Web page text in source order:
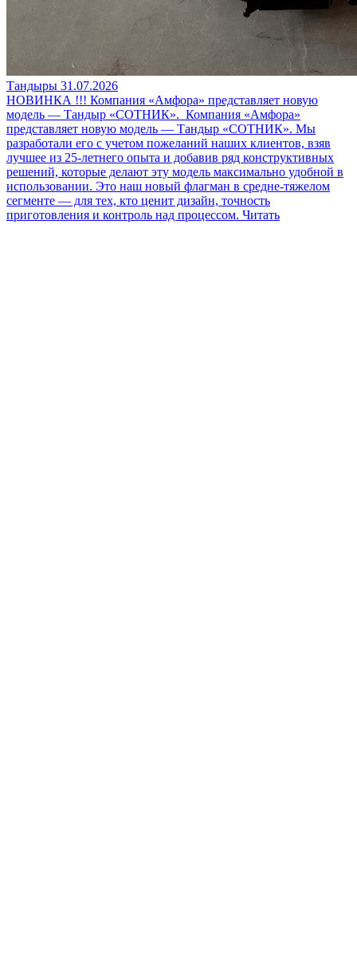
Тандыры 31.07.2026
НОВИНКА !!! Компания «Амфора» представляет новую
модель — Тандыр «СОТНИК». Компания «Амфора»
представляет новую модель — Тандыр «СОТНИК». Мы
разработали его с учетом пожеланий наших клиентов, взяв
лучшее из 25-летнего опыта и добавив ряд конструктивных
решений, которые делают эту модель максимально удобной в
использовании. Это наш новый флагман в средне-тяжелом
сегменте — для тех, кто ценит дизайн, точность
приготовления и контроль над процессом. Читать